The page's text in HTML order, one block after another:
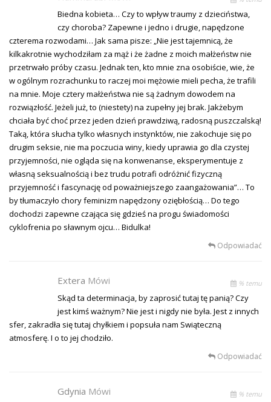
Biedna kobieta… Czy to wpływ traumy z dzieciństwa,
czy choroba? Zapewne i jedno i drugie, napędzone
czterema rozwodami… Jak sama pisze: „Nie jest tajemnicą, że
kilkakrotnie wychodziłam za mąż i że żadne z moich małżeństw nie
przetrwało próby czasu. Jednak ten, kto mnie zna osobiście, wie, że
w ogólnym rozrachunku to raczej moi mężowie mieli pecha, że trafili
na mnie. Moje cztery małżeństwa nie są żadnym dowodem na
rozwiązłość. Jeżeli już, to (niestety) na zupełny jej brak. Jakżebym
chciała być choć przez jeden dzień prawdziwą, radosną puszczalską!
Taką, która słucha tylko własnych instynktów, nie zakochuje się po
drugim seksie, nie ma poczucia winy, kiedy uprawia go dla czystej
przyjemności, nie ogląda się na konwenanse, eksperymentuje z
własną seksualnością i bez trudu potrafi odróżnić fizyczną
przyjemność i fascynację od poważniejszego zaangażowania”… To
by tłumaczyło chory feminizm napędzony oziębłością… Do tego
dochodzi zapewne czająca się gdzieś na progu świadomości
cyklofrenia po sławnym ojcu… Bidulka!
Odpowiadać
Extera Mówi % temu
Skąd ta determinacja, by zaprosić tutaj tę panią? Czy
jest kimś ważnym? Nie jest i nigdy nie była. Jest z innych
sfer, zakradła się tutaj chyłkiem i popsuła nam Swiąteczną
atmosferę. I o to jej chodziło.
Odpowiadać
Gdynia Mówi % temu